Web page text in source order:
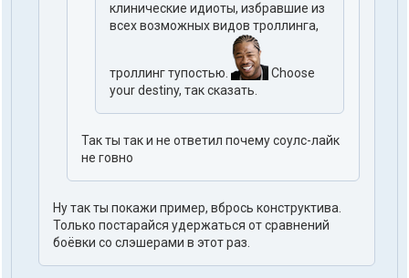
клинические идиоты, избравшие из
всех возможных видов троллинга,
троллинг тупостью.
Choose
your destiny, так сказать.
Так ты так и не ответил почему соулс-лайк
не говно
Ну так ты покажи пример, вбрось конструктива.
Только постарайся удержаться от сравнений
боёвки со слэшерами в этот раз.